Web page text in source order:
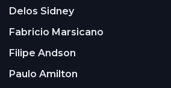
Delos Sidney
Fabricio Marsicano
Filipe Andson
Paulo Amilton